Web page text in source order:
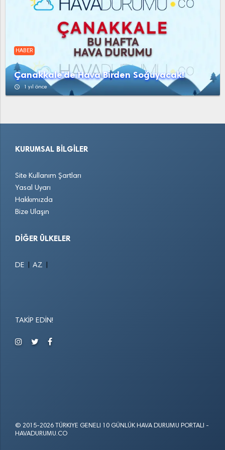
HABER
Çanakkale'de Hava Birden Soğuyacak!
access_time 1 yıl önce
KURUMSAL BILGILER
Site Kullanım Şartları
Yasal Uyarı
Hakkımızda
Bize Ulaşın
DIĞER ÜLKELER
DE AZ
TAKIP EDIN!
© 2015-2026 TÜRKIYE GENELI 10 GÜNLÜK HAVA DURUMU PORTALI -
HAVADURUMU.CO